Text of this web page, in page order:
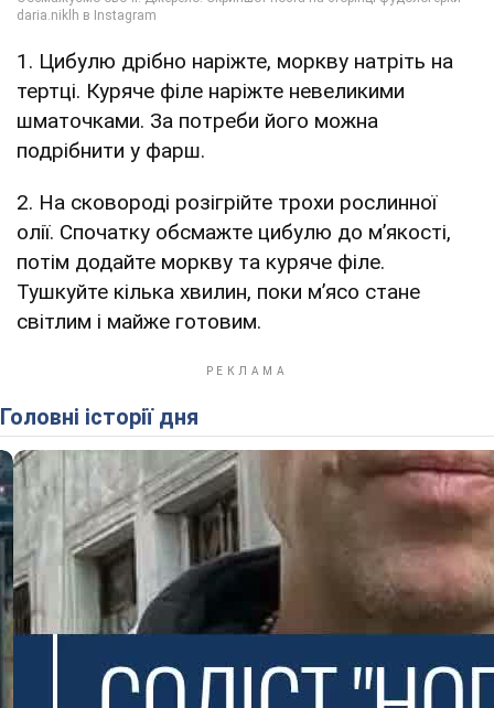
1. Цибулю дрібно наріжте, моркву натріть на
тертці. Куряче філе наріжте невеликими
шматочками. За потреби його можна
подрібнити у фарш.
2. На сковороді розігрійте трохи рослинної
олії. Спочатку обсмажте цибулю до м’якості,
потім додайте моркву та куряче філе.
Тушкуйте кілька хвилин, поки м’ясо стане
світлим і майже готовим.
Головні історії дня